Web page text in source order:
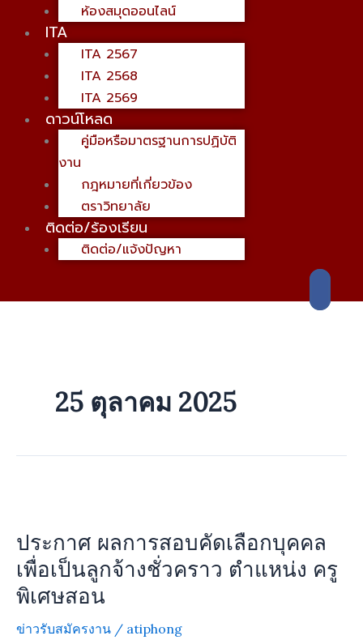
ห้องสมุดออนไลน์
ITA
ITA 2567
ITA 2568
ITA 2569
ดาวน์โหลด
คู่มือหรือมาตรฐานการปฏิบัติ
งาน
กฎหมายที่เกี่ยวข้อง
ตราวิทยาลัย
ติดต่อ/ร้องเรียน
ติดต่อ/แจ้งปัญหา
25 ตุลาคม 2025
ประกาศ ผลการสอบคัดเลือกบุคคล
เพื่อเป็นลูกจ้างชั่วคราว ตำแหน่ง ครู
พิเศษสอน
ข่าวรับสมัครงาน / atiphong
การ
สอบ
คัด
เลือก
บุคคล